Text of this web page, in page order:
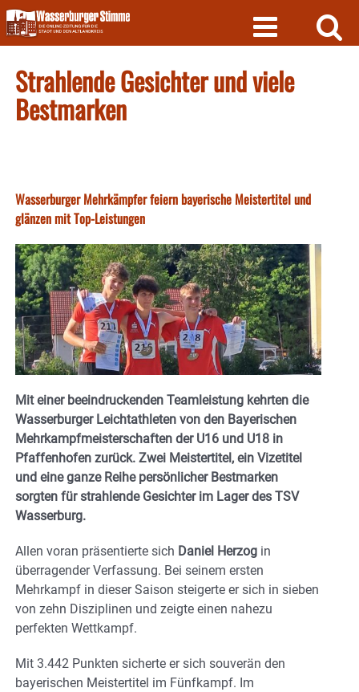
Skip
to
content
Strahlende Gesichter und viele
Bestmarken
Wasserburger Mehrkämpfer feiern bayerische Meistertitel und
glänzen mit Top-Leistungen
Mit einer beeindruckenden Teamleistung kehrten die
Wasserburger Leichtathleten von den Bayerischen
Mehrkampfmeisterschaften der U16 und U18 in
Pfaffenhofen zurück. Zwei Meistertitel, ein Vizetitel
und eine ganze Reihe persönlicher Bestmarken
sorgten für strahlende Gesichter im Lager des TSV
Wasserburg.
Allen voran präsentierte sich Daniel Herzog in
überragender Verfassung. Bei seinem ersten
Mehrkampf in dieser Saison steigerte er sich in sieben
von zehn Disziplinen und zeigte einen nahezu
perfekten Wettkampf.
Mit 3.442 Punkten sicherte er sich souverän den
bayerischen Meistertitel im Fünfkampf. Im